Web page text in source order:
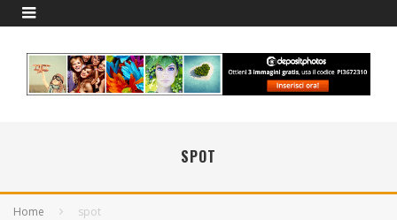
SPOT
Home spot